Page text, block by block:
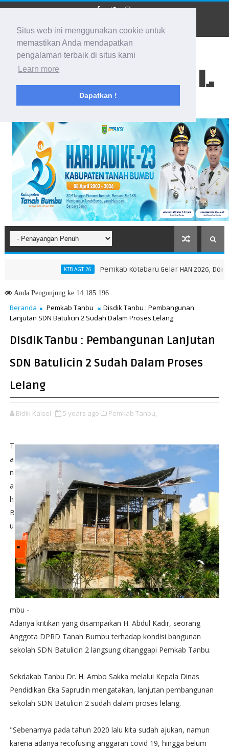
Situs web ini menggunakan cookie untuk
memastikan Anda mendapatkan
pengalaman terbaik di situs kami
Learn more
Dapatkan !
BIDIK KALSEL
Membidik Ke Segala Arah
KTB AGT 26 Pemkab Kotabaru Gelar HAN 2026, Dorong
NTT, Menteri Nusron: Gunakan Sudut Pandang Masyarakat
AndaPengunjung ke 14.185.196
Beranda Pemkab Tanbu
Disdik Tanbu : Pembangunan
Lanjutan SDN Batulicin 2 Sudah Dalam Proses Lelang
Disdik Tanbu : Pembangunan Lanjutan
SDN Batulicin 2 Sudah Dalam Proses
Lelang
Bidik Kalsel 5 years ago Pemkab Tanbu,
T
a
n
a
h
B
u
mbu -
Adanya kritikan yang disampaikan H. Abdul Kadir, seorang
Anggota DPRD Tanah Bumbu terhadap kondisi bangunan
sekolah SDN Batulicin 2 langsung ditanggapi Pemkab Tanbu.
Sekdakab Tanbu Dr. H. Ambo Sakka melalui Kepala Dinas
Pendidikan Eka Saprudin mengatakan, lanjutan pembangunan
sekolah SDN Batulicin 2 sudah dalam proses lelang.
"Sebenarnya pada tahun 2020 lalu kita sudah ajukan, namun
karena adanya recofusing anggaran covid 19, hingga belum